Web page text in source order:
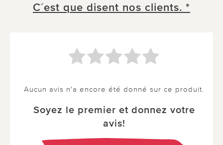
C´est que disent nos clients. *
Aucun avis n'a encore été donné sur ce produit.
Soyez le premier et donnez votre
avis!